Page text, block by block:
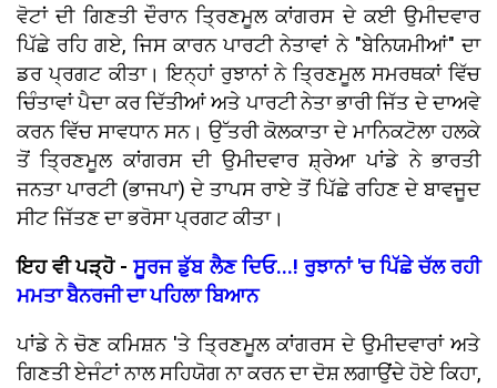
ਵੋਟਾਂ ਦੀ ਗਿਣਤੀ ਦੌਰਾਨ ਤ੍ਰਿਣਮੂਲ ਕਾਂਗਰਸ ਦੇ ਕਈ ਉਮੀਦਵਾਰ
ਪਿੱਛੇ ਰਹਿ ਗਏ, ਜਿਸ ਕਾਰਨ ਪਾਰਟੀ ਨੇਤਾਵਾਂ ਨੇ "ਬੇਨਿਯਮੀਆਂ" ਦਾ
ਡਰ ਪ੍ਰਗਟ ਕੀਤਾ। ਇਨ੍ਹਾਂ ਰੁਝਾਨਾਂ ਨੇ ਤ੍ਰਿਣਮੂਲ ਸਮਰਥਕਾਂ ਵਿੱਚ
ਚਿੰਤਾਵਾਂ ਪੈਦਾ ਕਰ ਦਿੱਤੀਆਂ ਅਤੇ ਪਾਰਟੀ ਨੇਤਾ ਭਾਰੀ ਜਿੱਤ ਦੇ ਦਾਅਵੇ
ਕਰਨ ਵਿੱਚ ਸਾਵਧਾਨ ਸਨ। ਉੱਤਰੀ ਕੋਲਕਾਤਾ ਦੇ ਮਾਨਿਕਟੋਲਾ ਹਲਕੇ
ਤੋਂ ਤ੍ਰਿਣਮੂਲ ਕਾਂਗਰਸ ਦੀ ਉਮੀਦਵਾਰ ਸ਼੍ਰੇਆ ਪਾਂਡੇ ਨੇ ਭਾਰਤੀ
ਜਨਤਾ ਪਾਰਟੀ (ਭਾਜਪਾ) ਦੇ ਤਾਪਸ ਰਾਏ ਤੋਂ ਪਿੱਛੇ ਰਹਿਣ ਦੇ ਬਾਵਜੂਦ
ਸੀਟ ਜਿੱਤਣ ਦਾ ਭਰੋਸਾ ਪ੍ਰਗਟ ਕੀਤਾ।
ਇਹ ਵੀ ਪੜ੍ਹੋ -ਸੂਰਜ ਡੁੱਬ ਲੈਣ ਦਿਓ...! ਰੁਝਾਨਾਂ 'ਚ ਪਿੱਛੇ ਚੱਲ ਰਹੀ
ਮਮਤਾ ਬੈਨਰਜੀ ਦਾ ਪਹਿਲਾ ਬਿਆਨ
ਪਾਂਡੇ ਨੇ ਚੋਣ ਕਮਿਸ਼ਨ 'ਤੇ ਤ੍ਰਿਣਮੂਲ ਕਾਂਗਰਸ ਦੇ ਉਮੀਦਵਾਰਾਂ ਅਤੇ
ਗਿਣਤੀ ਏਜੰਟਾਂ ਨਾਲ ਸਹਿਯੋਗ ਨਾ ਕਰਨ ਦਾ ਦੋਸ਼ ਲਗਾਉਂਦੇ ਹੋਏ ਕਿਹਾ,